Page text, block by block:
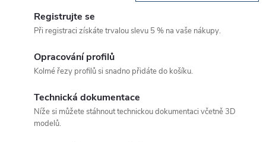
Registrujte se
Při registraci získáte trvalou slevu 5 % na vaše nákupy.
Opracování profilů
Kolmé řezy profilů si snadno přidáte do košíku.
Technická dokumentace
Níže si můžete stáhnout technickou dokumentaci včetně 3D
modelů.